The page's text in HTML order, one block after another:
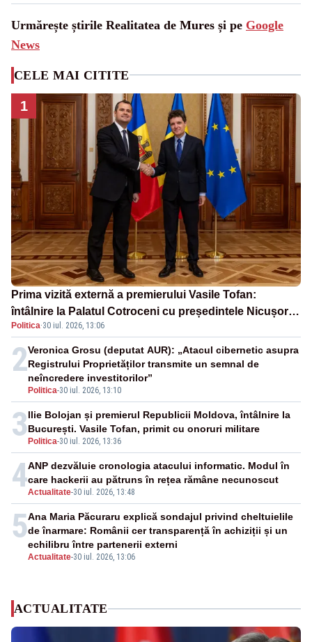
Urmărește știrile Realitatea de Mures și pe Google
News
CELE MAI CITITE
1
Prima vizită externă a premierului Vasile Tofan:
întâlnire la Palatul Cotroceni cu președintele Nicușor
Dan
Politica·30 iul. 2026, 13:06
2
Politica-30 iul. 2026, 13:10
Veronica Grosu (deputat AUR): „Atacul cibernetic asupra
Registrului Proprietăților transmite un semnal de
neîncredere investitorilor”
3 Politica-30 iul. 2026, 13:36
Ilie Bolojan și premierul Republicii Moldova, întâlnire la
București. Vasile Tofan, primit cu onoruri militare
4Actualitate-30 iul. 2026, 13:48
ANP dezvăluie cronologia atacului informatic. Modul în
care hackerii au pătruns în rețea rămâne necunoscut
5
Actualitate-30 iul. 2026, 13:06
Ana Maria Păcuraru explică sondajul privind cheltuielile
de înarmare: Românii cer transparență în achiziții și un
echilibru între partenerii externi
ACTUALITATE